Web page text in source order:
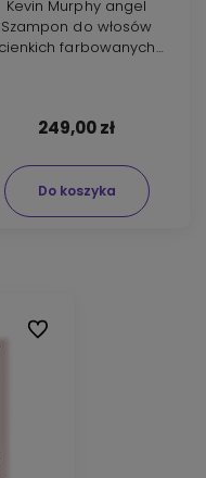
Kevin Murphy angel
Szampon do włosów
cienkich farbowanych
249,00 zł
Do koszyka
Do ulubionych